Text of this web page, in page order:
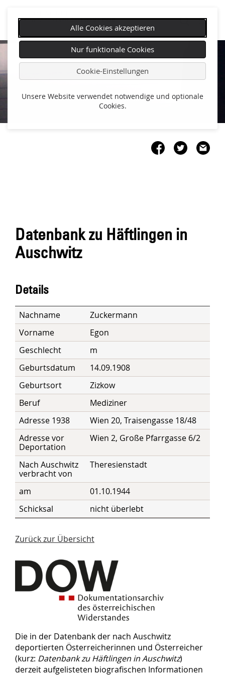
Alle Cookies akzeptieren
Nur funktionale Cookies
Cookie-Einstellungen
Unsere Website verwendet notwendige und optionale
Cookies.
Navigation
überspringen
Die in der Datenbank der nach Auschwitz
deportierten Österreicherinnen und Österreicher
(kurz: Datenbank zu Häftlingen in Auschwitz)
derzeit aufgelisteten biografischen Informationen
Datenbank zu Häftlingen in
Auschwitz
Details
Nachname
Zuckermann
Vorname
Egon
Geschlecht
m
Geburtsdatum
14.09.1908
Geburtsort
Zizkow
Beruf
Mediziner
Adresse 1938
Wien 20, Traisengasse 18/48
Adresse vor
Deportation
Wien 2, Große Pfarrgasse 6/2
Nach Auschwitz
verbracht von
Theresienstadt
am
01.10.1944
Schicksal
nicht überlebt
Zurück zur Übersicht